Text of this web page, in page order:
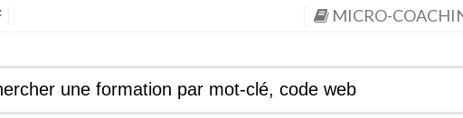
MICRO-